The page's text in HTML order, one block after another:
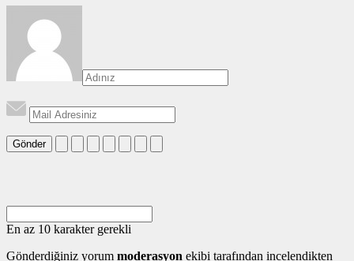
Gönder
En az 10 karakter gerekli
Gönderdiğiniz yorum moderasyon ekibi tarafından incelendikten